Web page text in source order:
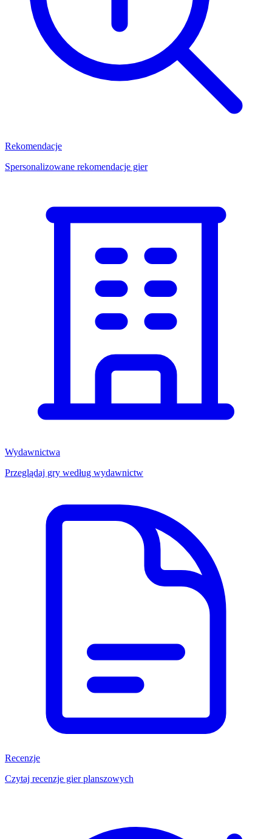
Rekomendacje
Spersonalizowane rekomendacje gier
Wydawnictwa
Przeglądaj gry według wydawnictw
Recenzje
Czytaj recenzje gier planszowych